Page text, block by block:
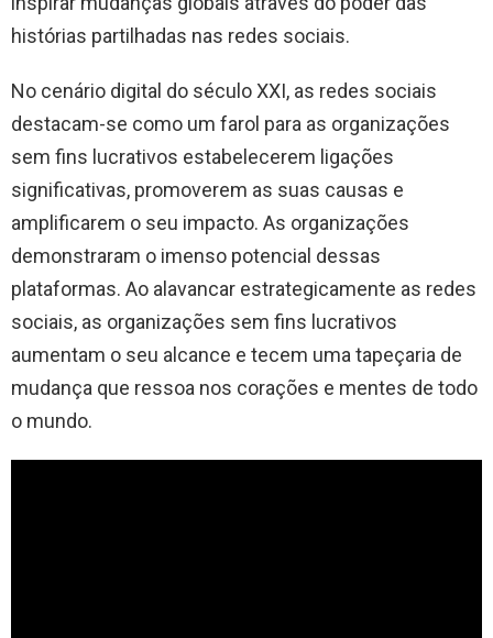
histórias partilhadas nas redes sociais.
No cenário digital do século XXI, as redes sociais
destacam-se como um farol para as organizações
sem fins lucrativos estabelecerem ligações
significativas, promoverem as suas causas e
amplificarem o seu impacto. As organizações
demonstraram o imenso potencial dessas
plataformas. Ao alavancar estrategicamente as redes
sociais, as organizações sem fins lucrativos
aumentam o seu alcance e tecem uma tapeçaria de
mudança que ressoa nos corações e mentes de todo
o mundo.